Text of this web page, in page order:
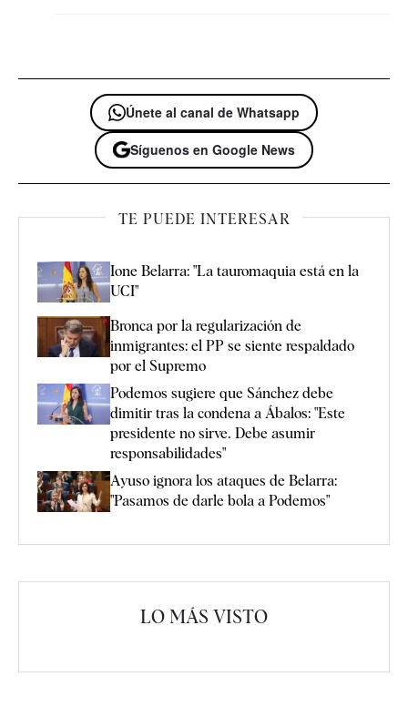
Únete al canal de Whatsapp
Síguenos en Google News
TE PUEDE INTERESAR
Ione Belarra: "La tauromaquia está en la
UCI"
Bronca por la regularización de
inmigrantes: el PP se siente respaldado
por el Supremo
Podemos sugiere que Sánchez debe
dimitir tras la condena a Ábalos: "Este
presidente no sirve. Debe asumir
responsabilidades"
Ayuso ignora los ataques de Belarra:
"Pasamos de darle bola a Podemos"
LO MÁS VISTO